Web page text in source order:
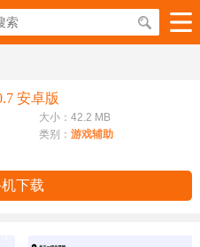
安卓版
大小：42.2 MB
类别： 游戏辅助
下载